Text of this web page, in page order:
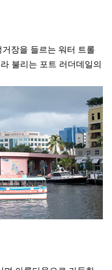
장을 들르는 워터 트롤
불리는 포트 러더데일의